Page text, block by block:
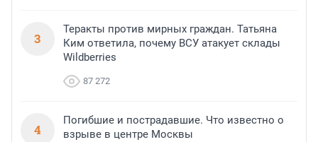
3
Теракты против мирных граждан. Татьяна
Ким ответила, почему ВСУ атакует склады
Wildberries
87 272
4
Погибшие и пострадавшие. Что известно о
взрыве в центре Москвы